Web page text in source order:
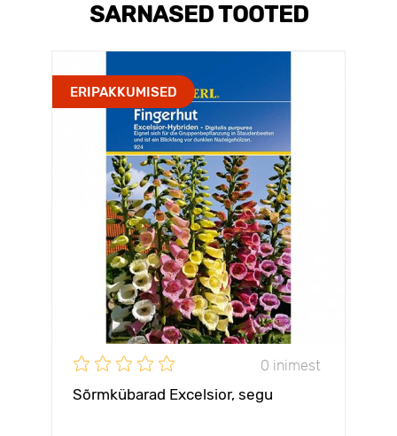
SARNASED TOOTED
ERIPAKKUMISED
0 inimest
Sõrmkübarad Excelsior, segu